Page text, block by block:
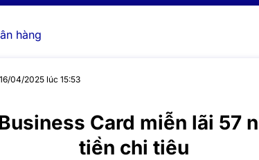
hàng
04/2025 lúc 15:53
Card miễn lãi 57
tiền chi tiêu